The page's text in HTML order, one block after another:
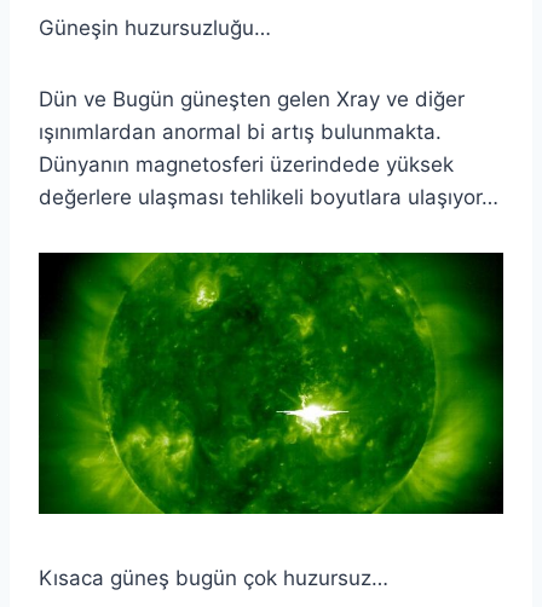
Güneşin huzursuzluğu…
Dün ve Bugün güneşten gelen Xray ve diğer
ışınımlardan anormal bi artış bulunmakta.
Dünyanın magnetosferi üzerindede yüksek
değerlere ulaşması tehlikeli boyutlara ulaşıyor…
Kısaca güneş bugün çok huzursuz…